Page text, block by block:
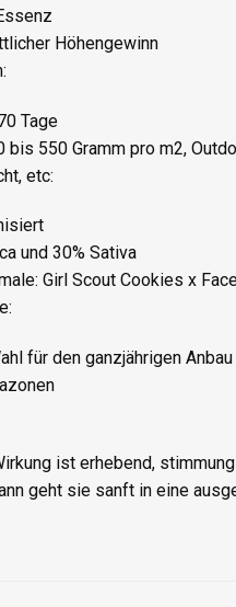
Höhengewinn
Tage
bis 550 Gramm pro m2,
etc:
und 30% Sativa
Girl Scout Cookies x
für den ganzjährigen
ist erhebend,
geht sie sanft in eine